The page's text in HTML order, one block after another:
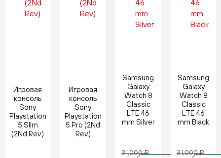
Игровая
консоль
Sony
Playstation
5 Slim
(2Nd Rev)
Игровая
консоль
Sony
Playstation
5 Pro (2Nd
Rev)
Samsung
Galaxy
Watch 8
Classic
LTE 46
mm Silver
31,000₽
Samsung
Galaxy
Watch 8
Classic
LTE 46
mm Black
31,000₽